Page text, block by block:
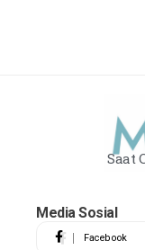
Saat
Media Sosial
Facebook